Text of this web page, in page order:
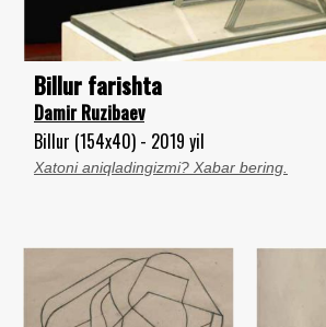
Billur farishta
Damir Ruzibaev
Billur (154x40) - 2019 yil
Xatoni aniqladingizmi? Xabar bering.